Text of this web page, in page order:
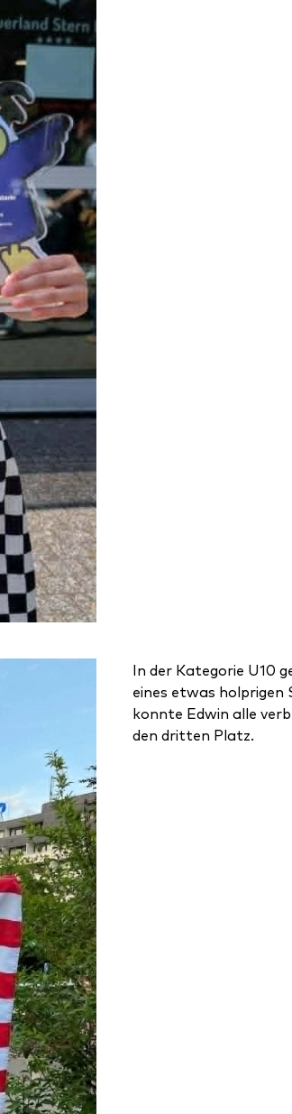
In der Kategorie U10
eines etwas
konnte Edwin alle
den dritten Platz.